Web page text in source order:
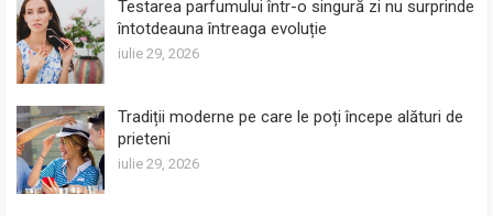
Testarea parfumului într-o singură zi nu surprinde
întotdeauna întreaga evoluție
iulie 29, 2026
Tradiții moderne pe care le poți începe alături de
prieteni
iulie 29, 2026